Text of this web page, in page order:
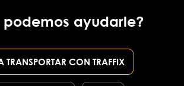
podemos ayudarle?
TRANSPORTAR CON TRAFFIX